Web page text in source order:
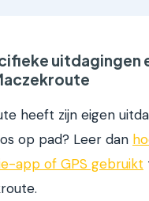
uitdagingen
heeft zijn eigen
op pad? Leer dan
app of GPS gebruikt